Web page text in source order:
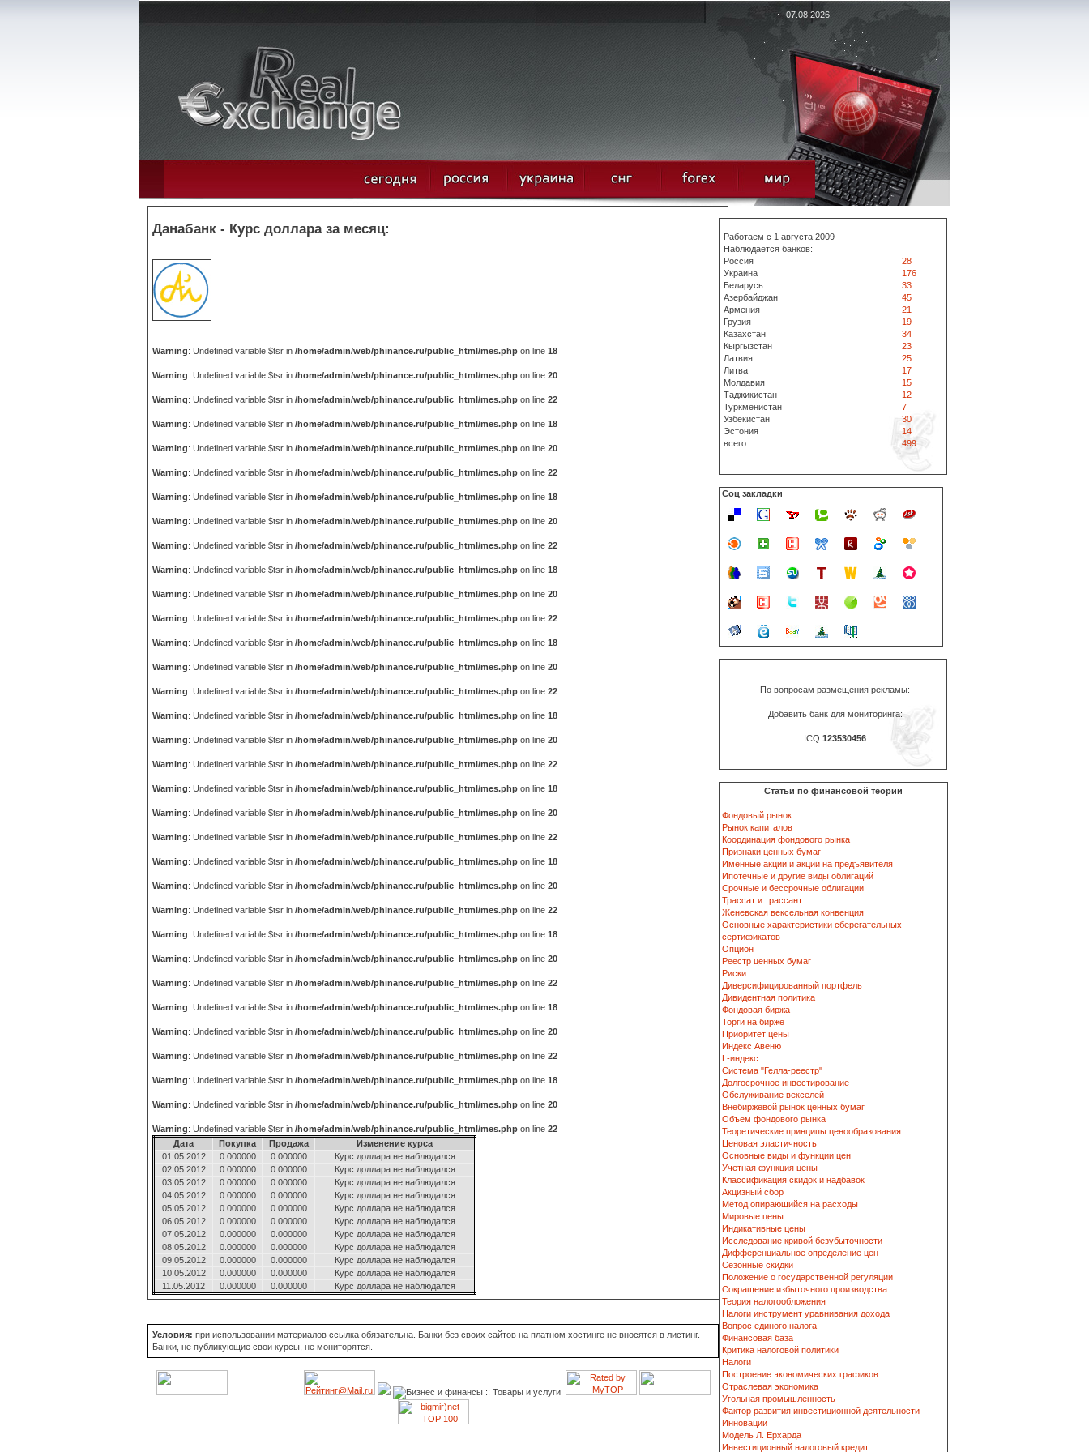
07.08.2026
Данабанк - Курс доллара за месяц:
Warning: Undefined variable $tsr in /home/admin/web/phinance.ru/public_html/mes.php on line 18
Warning: Undefined variable $tsr in /home/admin/web/phinance.ru/public_html/mes.php on line 20
Warning: Undefined variable $tsr in /home/admin/web/phinance.ru/public_html/mes.php on line 22
Warning: Undefined variable $tsr in /home/admin/web/phinance.ru/public_html/mes.php on line 18
Warning: Undefined variable $tsr in /home/admin/web/phinance.ru/public_html/mes.php on line 20
Warning: Undefined variable $tsr in /home/admin/web/phinance.ru/public_html/mes.php on line 22
Warning: Undefined variable $tsr in /home/admin/web/phinance.ru/public_html/mes.php on line 18
Warning: Undefined variable $tsr in /home/admin/web/phinance.ru/public_html/mes.php on line 20
Warning: Undefined variable $tsr in /home/admin/web/phinance.ru/public_html/mes.php on line 22
Warning: Undefined variable $tsr in /home/admin/web/phinance.ru/public_html/mes.php on line 18
Warning: Undefined variable $tsr in /home/admin/web/phinance.ru/public_html/mes.php on line 20
Warning: Undefined variable $tsr in /home/admin/web/phinance.ru/public_html/mes.php on line 22
Warning: Undefined variable $tsr in /home/admin/web/phinance.ru/public_html/mes.php on line 18
Warning: Undefined variable $tsr in /home/admin/web/phinance.ru/public_html/mes.php on line 20
Warning: Undefined variable $tsr in /home/admin/web/phinance.ru/public_html/mes.php on line 22
Warning: Undefined variable $tsr in /home/admin/web/phinance.ru/public_html/mes.php on line 18
Warning: Undefined variable $tsr in /home/admin/web/phinance.ru/public_html/mes.php on line 20
Warning: Undefined variable $tsr in /home/admin/web/phinance.ru/public_html/mes.php on line 22
Warning: Undefined variable $tsr in /home/admin/web/phinance.ru/public_html/mes.php on line 18
Warning: Undefined variable $tsr in /home/admin/web/phinance.ru/public_html/mes.php on line 20
Warning: Undefined variable $tsr in /home/admin/web/phinance.ru/public_html/mes.php on line 22
Warning: Undefined variable $tsr in /home/admin/web/phinance.ru/public_html/mes.php on line 18
Warning: Undefined variable $tsr in /home/admin/web/phinance.ru/public_html/mes.php on line 20
Warning: Undefined variable $tsr in /home/admin/web/phinance.ru/public_html/mes.php on line 22
Warning: Undefined variable $tsr in /home/admin/web/phinance.ru/public_html/mes.php on line 18
Warning: Undefined variable $tsr in /home/admin/web/phinance.ru/public_html/mes.php on line 20
Warning: Undefined variable $tsr in /home/admin/web/phinance.ru/public_html/mes.php on line 22
Warning: Undefined variable $tsr in /home/admin/web/phinance.ru/public_html/mes.php on line 18
Warning: Undefined variable $tsr in /home/admin/web/phinance.ru/public_html/mes.php on line 20
Warning: Undefined variable $tsr in /home/admin/web/phinance.ru/public_html/mes.php on line 22
Warning: Undefined variable $tsr in /home/admin/web/phinance.ru/public_html/mes.php on line 18
Warning: Undefined variable $tsr in /home/admin/web/phinance.ru/public_html/mes.php on line 20
Warning: Undefined variable $tsr in /home/admin/web/phinance.ru/public_html/mes.php on line 22
Дата
Покупка Продажа
Изменение курса
01.05.2012
0.000000 0.000000
Курс доллара не наблюдался
02.05.2012
0.000000 0.000000
Курс доллара не наблюдался
03.05.2012
0.000000 0.000000
Курс доллара не наблюдался
04.05.2012
0.000000 0.000000
Курс доллара не наблюдался
05.05.2012
0.000000 0.000000
Курс доллара не наблюдался
06.05.2012
0.000000 0.000000
Курс доллара не наблюдался
07.05.2012
0.000000 0.000000
Курс доллара не наблюдался
08.05.2012
0.000000 0.000000
Курс доллара не наблюдался
09.05.2012
0.000000 0.000000
Курс доллара не наблюдался
10.05.2012
0.000000 0.000000
Курс доллара не наблюдался
11.05.2012
0.000000 0.000000 Курс доллара не наблюдался
Условия: при использовании материалов ссылка обязательна. Банки без своих сайтов на платном хостинге не вносятся в листинг.
Банки, не публикующие свои курсы, не мониторятся.
Работаем с 1 августа 2009
Наблюдается банков:
Россия
28
Украина
176
Беларусь
33
Азербайджан
45
Армения
21
Грузия
19
Казахстан
34
Кыргызстан
23
Латвия
25
Литва
17
Молдавия
15
Таджикистан
12
Туркменистан
7
Узбекистан
30
Эстония
14
всего
499
Соц закладки
По вопросам размещения рекламы:
Добавить банк для мониторинга:
ICQ 123530456
Статьи по финансовой теории
Фондовый рынок
Рынок капиталов
Координация фондового рынка
Признаки ценных бумаг
Именные акции и акции на предъявителя
Ипотечные и другие виды облигаций
Срочные и бессрочные облигации
Трассат и трассант
Женевская вексельная конвенция
Основные характеристики сберегательных
сертификатов
Опцион
Реестр ценных бумаг
Риски
Диверсифицированный портфель
Дивидентная политика
Фондовая биржа
Торги на бирже
Приоритет цены
Индекс Авеню
L-индекс
Система "Гелла-реестр"
Долгосрочное инвестирование
Обслуживание векселей
Внебиржевой рынок ценных бумаг
Объем фондового рынка
Теоретические принципы ценообразования
Ценовая эластичность
Основные виды и функции цен
Учетная функция цены
Классификация скидок и надбавок
Акцизный сбор
Метод опирающийся на расходы
Мировые цены
Индикативные цены
Исследование кривой безубыточности
Дифференциальное определение цен
Сезонные скидки
Положение о государственной регуляции
Сокращение избыточного производства
Теория налогообложения
Налоги инструмент уравнивания дохода
Вопрос единого налога
Финансовая база
Критика налоговой политики
Налоги
Построение экономических графиков
Отраслевая экономика
Угольная промышленность
Фактор развития инвестиционной деятельности
Инновации
Модель Л. Ерхарда
Инвестиционный налоговый кредит